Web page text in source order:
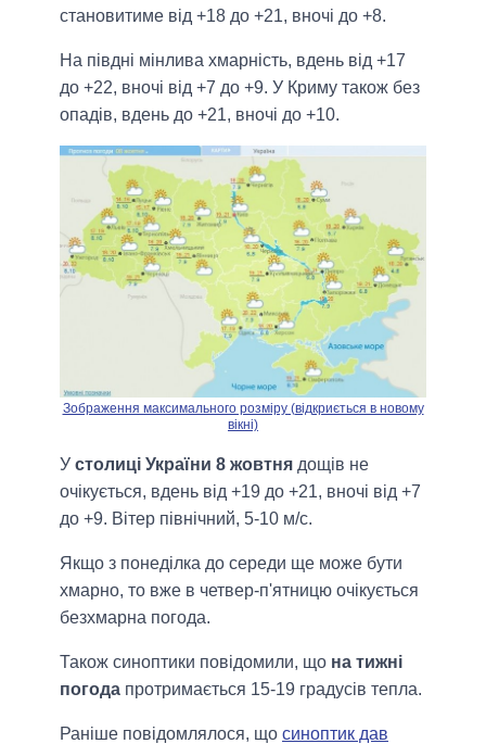
становитиме від +18 до +21, вночі до +8.
На півдні мінлива хмарність, вдень від +17
до +22, вночі від +7 до +9. У Криму також без
опадів, вдень до +21, вночі до +10.
Зображення максимального розміру (відкриється в новому
вікні)
У столиці України 8 жовтня дощів не
очікується, вдень від +19 до +21, вночі від +7
до +9. Вітер північний, 5-10 м/с.
Якщо з понеділка до середи ще може бути
хмарно, то вже в четвер-п'ятницю очікується
безхмарна погода.
Також синоптики повідомили, що на тижні
погода протримається 15-19 градусів тепла.
Раніше повідомлялося, що синоптик дав